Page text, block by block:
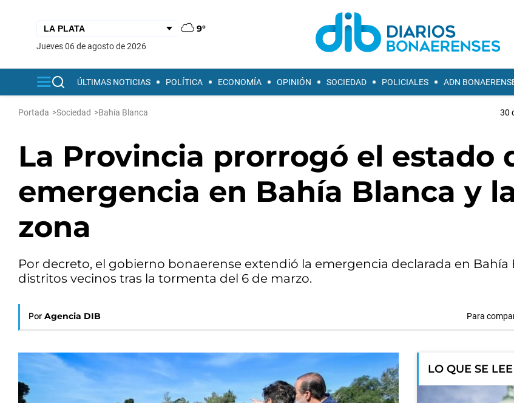
9°
jueves 06 de agosto de 2026
ÚLTIMAS NOTICIAS POLÍTICA ECONOMÍA OPINIÓN SOCIEDAD POLICIALES ADN
Portada >Sociedad >Bahía Blanca 30
La Provincia prorrogó el estado
emergencia en Bahía Blanca y
zona
Por decreto, el gobierno bonaerense extendió la emergencia declarada en Bahía
distritos vecinos tras la tormenta del 6 de marzo.
Por Agencia DIB Para
LO QUE SE